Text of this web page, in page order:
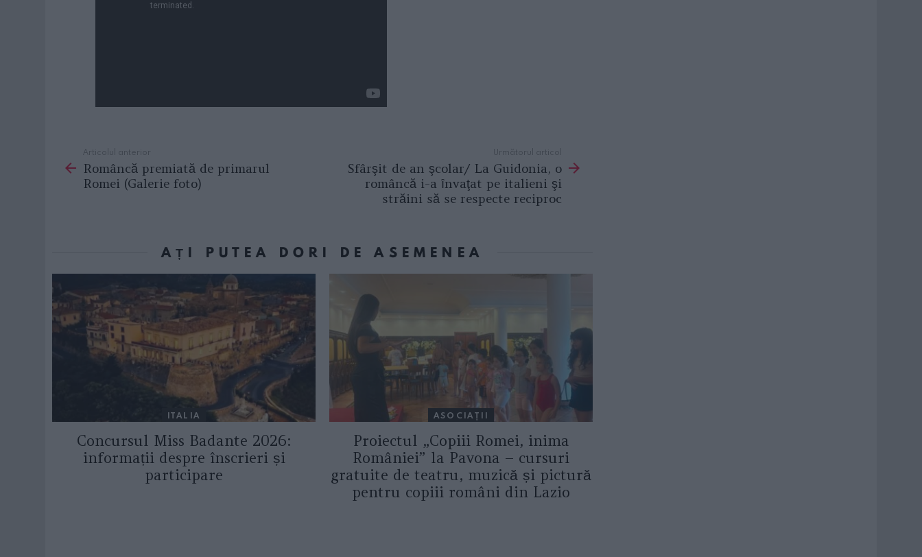
more
Articolul anterior
Româncă premiată de primarul
Romei (Galerie foto)
Următorul articol
Sfârşit de an şcolar/ La Guidonia, o
româncă i-a ȋnvaţat pe italieni şi
străini să se respecte reciproc
AȚI PUTEA DORI DE ASEMENEA
ITALIA
Concursul Miss Badante 2026:
informații despre înscrieri și
participare
ASOCIAŢII
Proiectul „Copiii Romei, inima
României” la Pavona – cursuri
gratuite de teatru, muzică și pictură
pentru copiii români din Lazio